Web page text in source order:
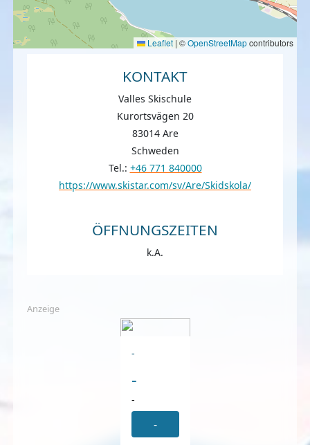
Leaflet | ©OpenStreetMapcontributors
KONTAKT
Valles Skischule
Kurortsvägen 20
83014 Are
Schweden
Tel.: +46 771 840000
https://www.skistar.com/sv/Are/Skidskola/
ÖFFNUNGSZEITEN
k.A.
Anzeige
-
-
-
-